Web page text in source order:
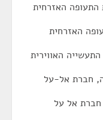
התעופה האזרחית
האזרחית
האווירית
חברת אל-על
חברת אל על